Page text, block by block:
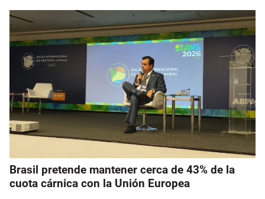
Brasil pretende mantener cerca de 43% de la
cuota cárnica con la Unión Europea